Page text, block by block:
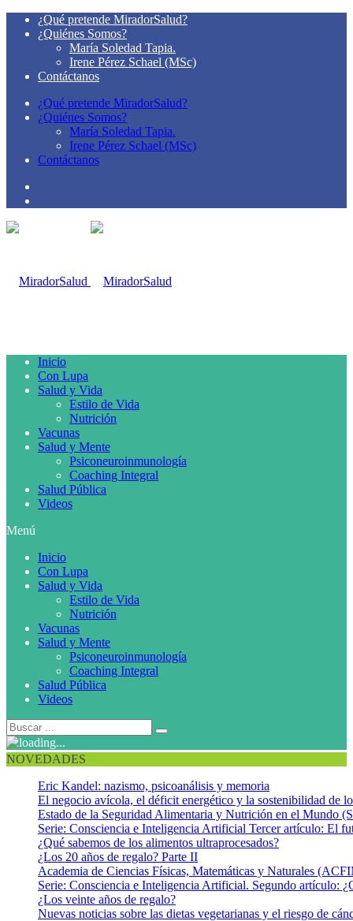
¿Qué pretende MiradorSalud?
¿Quiénes Somos?
María Soledad Tapia.
Irene Pérez Schael (MSc)
Contáctanos
¿Qué pretende MiradorSalud?
¿Quiénes Somos?
María Soledad Tapia.
Irene Pérez Schael (MSc)
Contáctanos
Inicio
Con Lupa
Salud y Vida
Estilo de Vida
Nutrición
Vacunas
Salud y Mente
Psiconeuroinmunología
Coaching Integral
Salud Pública
Videos
Menú
Inicio
Con Lupa
Salud y Vida
Estilo de Vida
Nutrición
Vacunas
Salud y Mente
Psiconeuroinmunología
Coaching Integral
Salud Pública
Videos
NOVEDADES
Eric Kandel: nazismo, psicoanálisis y memoria
El negocio avícola, el déficit energético y la sostenibilidad de
Estado de la Seguridad Alimentaria y Nutrición en el Mundo
Serie: Consciencia e Inteligencia Artificial Tercer artículo: El
¿Qué sabemos de los alimentos ultraprocesados?
¿Los 20 años de regalo? Parte II
Academia de Ciencias Físicas, Matemáticas y Naturales
Serie: Consciencia e Inteligencia Artificial. Segundo artículo:
¿Los veinte años de regalo?
Nuevas noticias sobre las dietas vegetarianas y el riesgo de